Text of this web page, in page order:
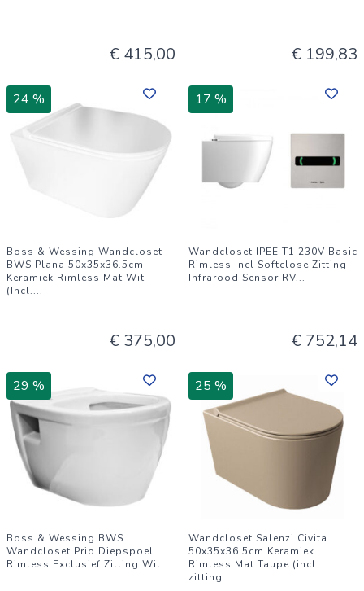
€ 415,00 € 199,83
24 %
Boss & Wessing Wandcloset
BWS Plana 50x35x36.5cm
Keramiek Rimless Mat Wit
(Incl....
€ 375,00
17 %
Wandcloset IPEE T1 230V Basic
Rimless Incl Softclose Zitting
Infrarood Sensor RV...
€ 752,14
29 %
Boss & Wessing BWS
Wandcloset Prio Diepspoel
Rimless Exclusief Zitting Wit
25 %
Wandcloset Salenzi Civita
50x35x36.5cm Keramiek
Rimless Mat Taupe (incl.
zitting...